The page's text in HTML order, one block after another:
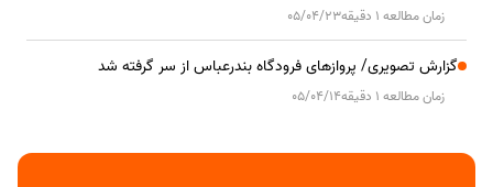
زمان مطالعه 1 دقیقه 05/04/23
گزارش تصویری/ پروازهای فرودگاه بندرعباس از سر گرفته شد
زمان مطالعه 1 دقیقه 05/04/14